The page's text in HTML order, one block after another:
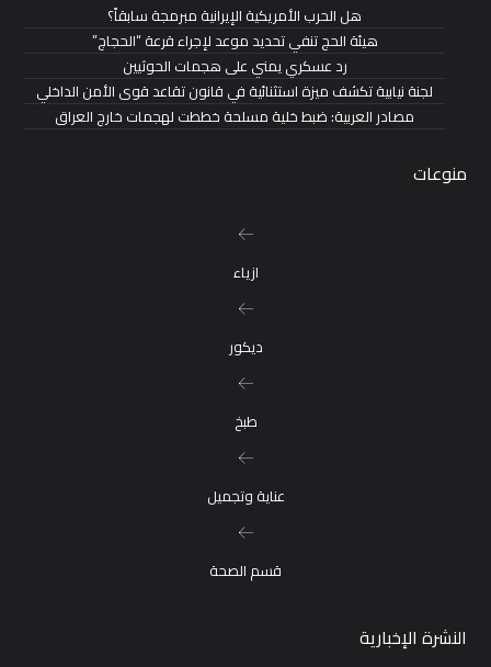
هل الحرب الأمريكية الإيرانية مبرمجة سابقاً؟
هيئة الحج تنفي تحديد موعد لإجراء قرعة “الحجاج”
رد عسكري يمني على هجمات الحوثيين
لجنة نيابية تكشف ميزة استثنائية في قانون تقاعد قوى الأمن الداخلي
مصادر العربية: ضبط خلية مسلحة خططت لهجمات خارج العراق
منوعات
ازياء
ديكور
طبخ
عناية وتجميل
قسم الصحة
النشرة الإخبارية